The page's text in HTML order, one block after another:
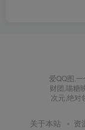
爱QQ图,
财团,喵糖
次元,绝对
关于本站 资